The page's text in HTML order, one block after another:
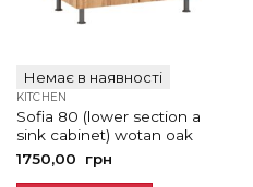
Немає в наявності
KITCHEN
Sofia 80 (lower section a
sink cabinet) wotan oak
1750,00
грн